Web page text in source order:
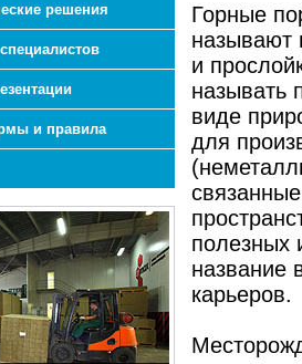
решения
и правила
Горные
называют
и
называть
виде
для
полезных
название
карьеров.